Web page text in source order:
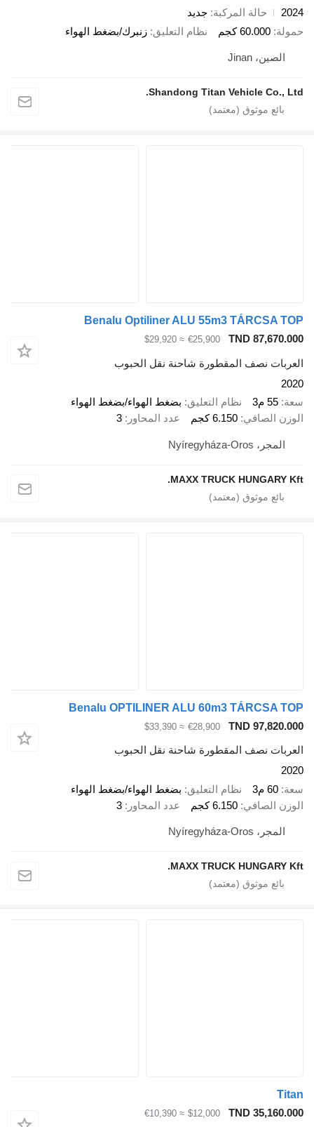
2024
حالة المركبة جديد
حمولة 60.000 كجم نظام التعليق زنبرك/بضغط الهواء
الصين، Jinan
Shandong Titan Vehicle Co., Ltd.
Benalu Optiliner ALU 55m3 TÁRCSA TOP
TND 87,670.000
€25,900
≈ $29,920
العربات نصف المقطورة شاحنة نقل الحبوب
2020
سعة 55 م3 نظام التعليق بضغط الهواء/بضغط الهواء
الوزن الصافي 6.150 كجم عدد المحاور 3
المجر، Nyíregyháza-Oros
MAXX TRUCK HUNGARY Kft.
Benalu OPTILINER ALU 60m3 TÁRCSA TOP
TND 97,820.000
€28,900
≈ $33,390
العربات نصف المقطورة شاحنة نقل الحبوب
2020
سعة 60 م3 نظام التعليق بضغط الهواء/بضغط الهواء
الوزن الصافي 6.150 كجم عدد المحاور 3
المجر، Nyíregyháza-Oros
MAXX TRUCK HUNGARY Kft.
Titan
TND 35,160.000
$12,000
≈ €10,390